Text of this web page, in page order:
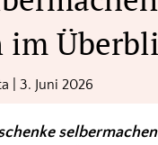
im
3. Juni 2026
selbermachen